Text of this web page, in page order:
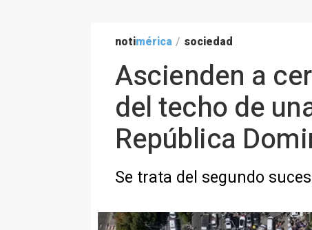
notimérica / sociedad
Ascienden a
del techo de
República
Se trata del segundo